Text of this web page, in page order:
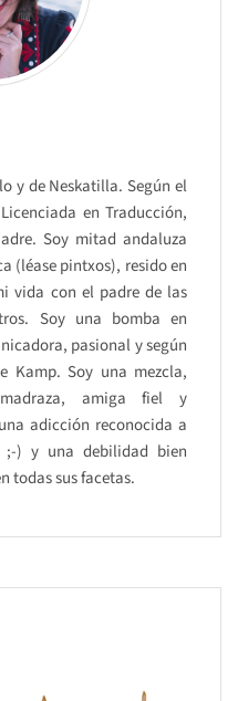
y de Neskatilla. Según el
en Traducción,
Soy mitad andaluza
(léase pintxos), resido en
vida con el padre de las
Soy una bomba en
pasional y según
Kamp. Soy una mezcla,
amiga fiel y
adicción reconocida a
) y una debilidad bien
todas sus facetas.